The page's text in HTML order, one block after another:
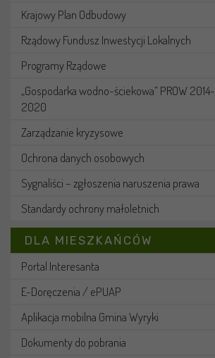
Krajowy Plan Odbudowy
Rządowy Fundusz Inwestycji Lokalnych
Programy Rządowe
„Gospodarka wodno-ściekowa” PROW 2014-
2020
Zarządzanie kryzysowe
Ochrona danych osobowych
Sygnaliści – zgłoszenia naruszenia prawa
Standardy ochrony małoletnich
DLA MIESZKAŃCÓW
Portal Interesanta
E-Doręczenia / ePUAP
Aplikacja mobilna Gmina Wyryki
Dokumenty do pobrania